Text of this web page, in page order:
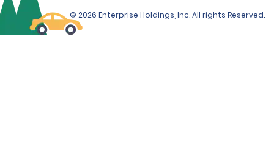
© 2026 Enterprise Holdings, Inc. All rights Reserved.